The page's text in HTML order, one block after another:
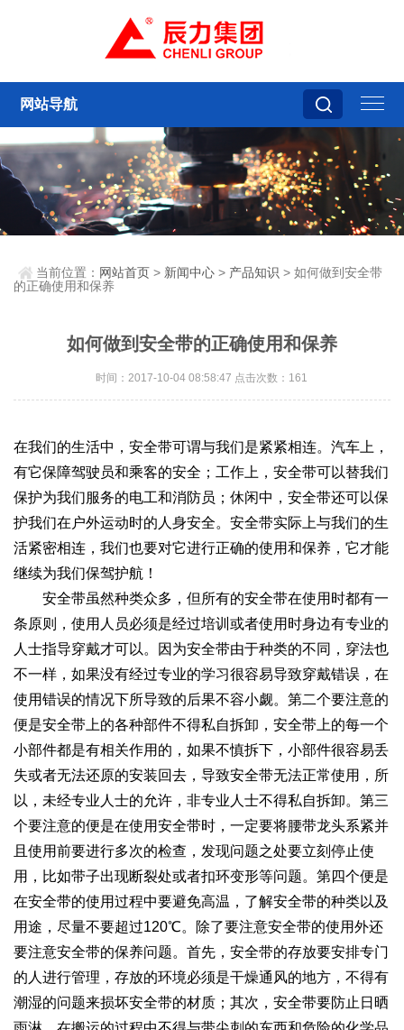
网站导航
当前位置： 网站首页 > 新闻中心 > 产品知识 > 如何做到安全带
的正确使用和保养
如何做到安全带的正确使用和保养
时间：2017-10-04 08:58:47 点击次数：161
在我们的生活中，安全带可谓与我们是紧紧相连。汽车上，
有它保障驾驶员和乘客的安全；工作上，安全带可以替我们
保护为我们服务的电工和消防员；休闲中，安全带还可以保
护我们在户外运动时的人身安全。安全带实际上与我们的生
活紧密相连，我们也要对它进行正确的使用和保养，它才能
继续为我们保驾护航！
安全带虽然种类众多，但所有的安全带在使用时都有一
条原则，使用人员必须是经过培训或者使用时身边有专业的
人士指导穿戴才可以。因为安全带由于种类的不同，穿法也
不一样，如果没有经过专业的学习很容易导致穿戴错误，在
使用错误的情况下所导致的后果不容小觑。第二个要注意的
便是安全带上的各种部件不得私自拆卸，安全带上的每一个
小部件都是有相关作用的，如果不慎拆下，小部件很容易丢
失或者无法还原的安装回去，导致安全带无法正常使用，所
以，未经专业人士的允许，非专业人士不得私自拆卸。第三
个要注意的便是在使用安全带时，一定要将腰带龙头系紧并
且使用前要进行多次的检查，发现问题之处要立刻停止使
用，比如带子出现断裂处或者扣环变形等问题。第四个便是
在安全带的使用过程中要避免高温，了解安全带的种类以及
用途，尽量不要超过120℃。除了要注意安全带的使用外还
要注意安全带的保养问题。首先，安全带的存放要安排专门
的人进行管理，存放的环境必须是干燥通风的地方，不得有
潮湿的问题来损坏安全带的材质；其次，安全带要防止日晒